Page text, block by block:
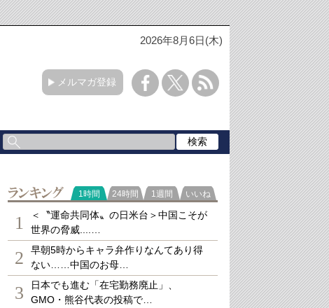
2026年8月6日(木)
メルマガ登録
ランキング
1時間 24時間 1週間 いいね
1
＜〝運命共同体〟の日米台＞中国こそが
世界の脅威....…
2
早朝5時からキャラ弁作りなんてあり得
ない……中国のお母…
3
日本でも進む「在宅勤務廃止」、
GMO・熊谷代表の投稿で…